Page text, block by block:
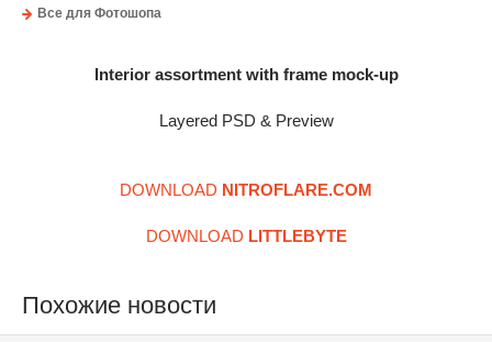
Все для Фотошопа
Interior assortment with frame mock-up
Layered PSD & Preview
DOWNLOAD NITROFLARE.COM
DOWNLOAD LITTLEBYTE
Похожие новости